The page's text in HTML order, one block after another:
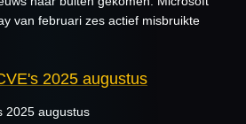
van februari zes actief misbruikte
2025 augustus
2025 augustus